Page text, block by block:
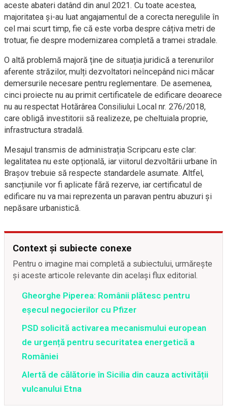
aceste abateri datând din anul 2021. Cu toate acestea,
majoritatea și-au luat angajamentul de a corecta neregulile în
cel mai scurt timp, fie că este vorba despre câțiva metri de
trotuar, fie despre modernizarea completă a tramei stradale.
O altă problemă majoră ține de situația juridică a terenurilor
aferente străzilor, mulți dezvoltatori neîncepând nici măcar
demersurile necesare pentru reglementare. De asemenea,
cinci proiecte nu au primit certificatele de edificare deoarece
nu au respectat Hotărârea Consiliului Local nr. 276/2018,
care obligă investitorii să realizeze, pe cheltuiala proprie,
infrastructura stradală.
Mesajul transmis de administrația Scripcaru este clar:
legalitatea nu este opțională, iar viitorul dezvoltării urbane în
Brașov trebuie să respecte standardele asumate. Altfel,
sancțiunile vor fi aplicate fără rezerve, iar certificatul de
edificare nu va mai reprezenta un paravan pentru abuzuri și
nepăsare urbanistică.
Context și subiecte conexe
Pentru o imagine mai completă a subiectului, urmărește
și aceste articole relevante din același flux editorial.
Gheorghe Piperea: Românii plătesc pentru
eșecul negocierilor cu Pfizer
PSD solicită activarea mecanismului european
de urgență pentru securitatea energetică a
României
Alertă de călătorie în Sicilia din cauza activității
vulcanului Etna